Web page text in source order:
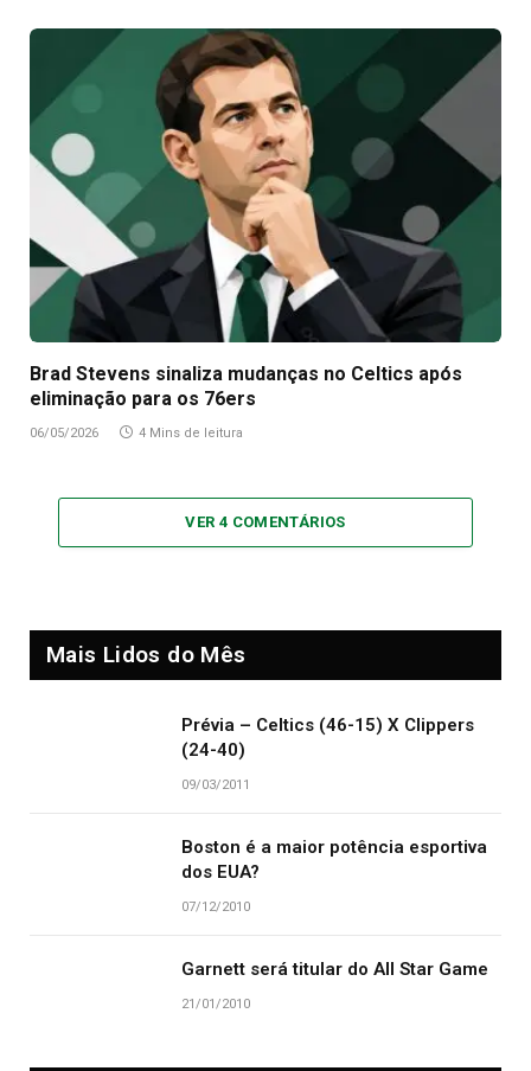
Brad Stevens sinaliza mudanças no Celtics após
eliminação para os 76ers
06/05/2026 4 Mins de leitura
VER 4 COMENTÁRIOS
Mais Lidos do Mês
Prévia – Celtics (46-15) X Clippers
(24-40)
09/03/2011
Boston é a maior potência esportiva
dos EUA?
07/12/2010
Garnett será titular do All Star Game
21/01/2010